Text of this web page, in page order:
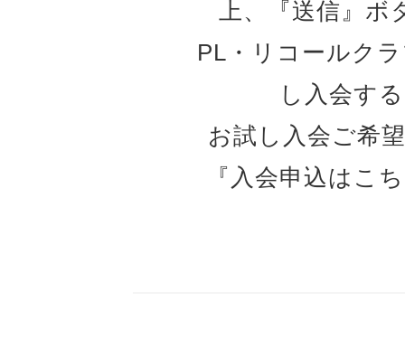
上、『送信』
PL・リコールク
し入会す
お試し入会ご希
『入会申込はこ